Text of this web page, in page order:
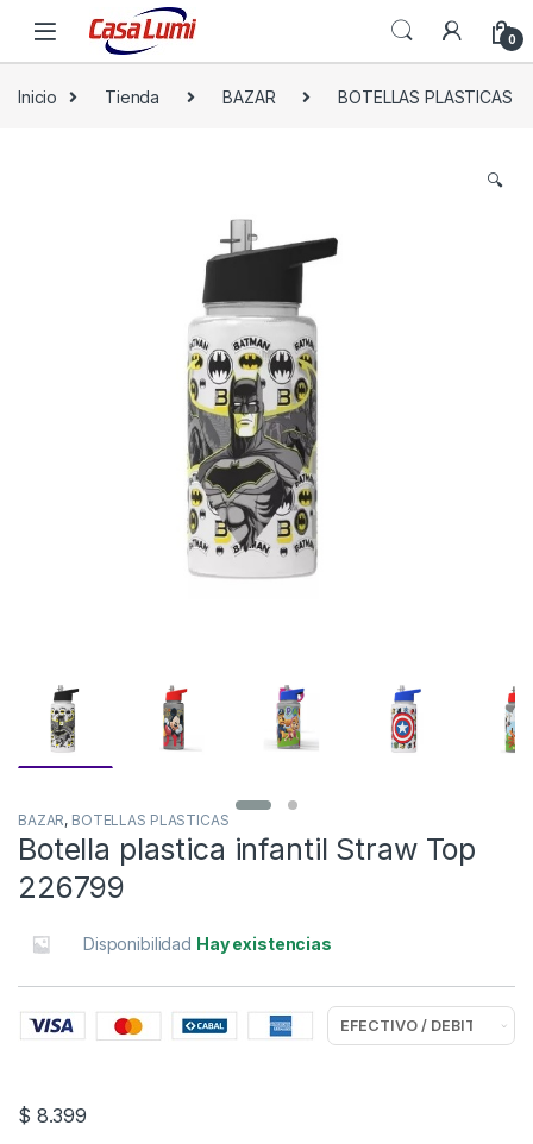
0
Inicio Tienda BAZAR BOTELLAS PLASTICAS
🔍
BAZAR, BOTELLAS PLASTICAS
Botella plastica infantil Straw Top
226799
Disponibilidad Hay existencias
$ 8.399